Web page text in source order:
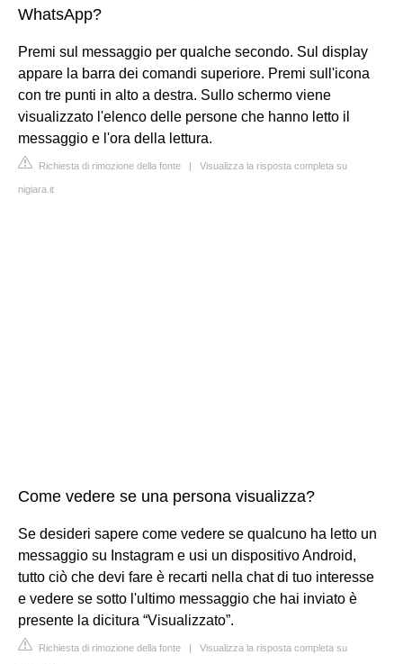
WhatsApp?
Premi sul messaggio per qualche secondo. Sul display
appare la barra dei comandi superiore. Premi sull'icona
con tre punti in alto a destra. Sullo schermo viene
visualizzato l'elenco delle persone che hanno letto il
messaggio e l'ora della lettura.
Richiesta di rimozione della fonte | Visualizza la risposta completa su
nigiara.it
Come vedere se una persona visualizza?
Se desideri sapere come vedere se qualcuno ha letto un
messaggio su Instagram e usi un dispositivo Android,
tutto ciò che devi fare è recarti nella chat di tuo interesse
e vedere se sotto l'ultimo messaggio che hai inviato è
presente la dicitura “Visualizzato”.
Richiesta di rimozione della fonte | Visualizza la risposta completa su